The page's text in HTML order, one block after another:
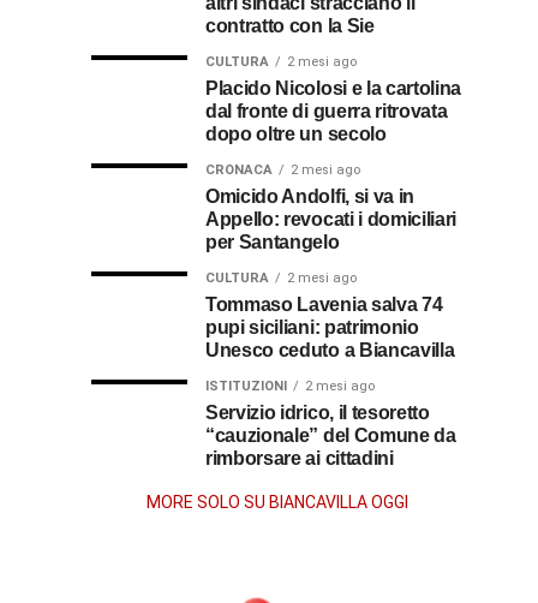
premio
al
sacerdote
Vincenzo
77
dopo
morte
per
della
contratto con la Sie
CULTURA 2 mesi ago
Placido Nicolosi e la cartolina
dal fronte di guerra ritrovata
dopo oltre un secolo
CRONACA 2 mesi ago
Omicido Andolfi, si va in
Appello: revocati i domiciliari
per Santangelo
CULTURA 2 mesi ago
Tommaso Lavenia salva 74
pupi siciliani: patrimonio
Unesco ceduto a Biancavilla
ISTITUZIONI 2 mesi ago
Servizio idrico, il tesoretto
“cauzionale” del Comune da
rimborsare ai cittadini
MORE SOLO SU BIANCAVILLA OGGI